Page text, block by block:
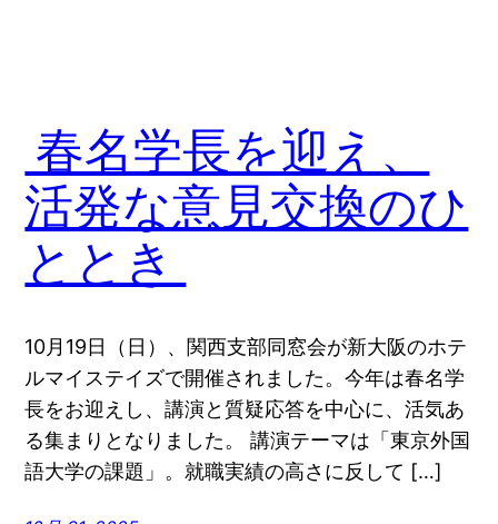
春名学長を迎え、
活発な意見交換のひ
ととき
10月19日（日）、関西支部同窓会が新大阪のホテ
ルマイステイズで開催されました。今年は春名学
長をお迎えし、講演と質疑応答を中心に、活気あ
る集まりとなりました。 講演テーマは「東京外国
語大学の課題」。就職実績の高さに反して […]